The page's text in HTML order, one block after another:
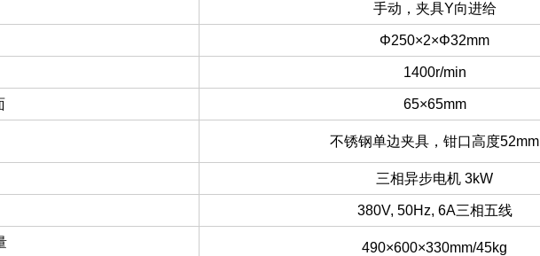
手动，夹具Y向进给
Φ250×2×Φ32mm
1400r/min
65×65mm
不锈钢单边夹具，钳口高度52mm
三相异步电机 3kW
380V, 50Hz, 6A三相五线
490×600×330mm/45kg